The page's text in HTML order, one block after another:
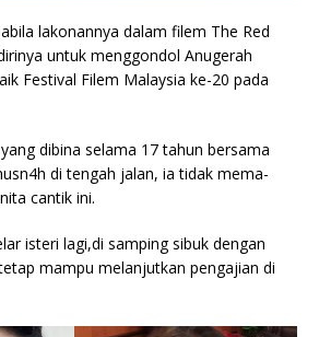
lakonannya dalam filem The Red
untuk menggondol Anugerah
Festival Filem Malaysia ke-20 pada
dibina selama 17 tahun bersama
di tengah jalan, ia tidak mema-
cantik ini.
isteri lagi,di samping sibuk dengan
mampu melanjutkan pengajian di